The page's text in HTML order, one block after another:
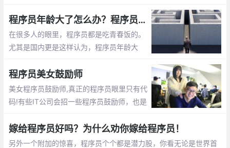
码的路上。这篇文章告诉你怎么撩程序员程序员年龄大了怎么办？程序员年龄大了的出路
在很多人的眼里，程序员都是吃青春饭的。
尤其是国内更是这样认为，程序员年龄大
担心以后的出路了。那么未来大龄程序员的
出路在哪呢？
程序员美女鼓励师
美女程序员鼓励师,真正的程序员眼里只有代
码!有些IT公司会招一些程序员鼓励师，也是
程序员鼓励师的作用，她们总是能激发程序
员们的肾上腺素分泌。
嫁给程序员好吗？为什么劝你嫁给程序员！
另外一个附加的惊喜，程序员个个都是潜力股，你看无论是世界首